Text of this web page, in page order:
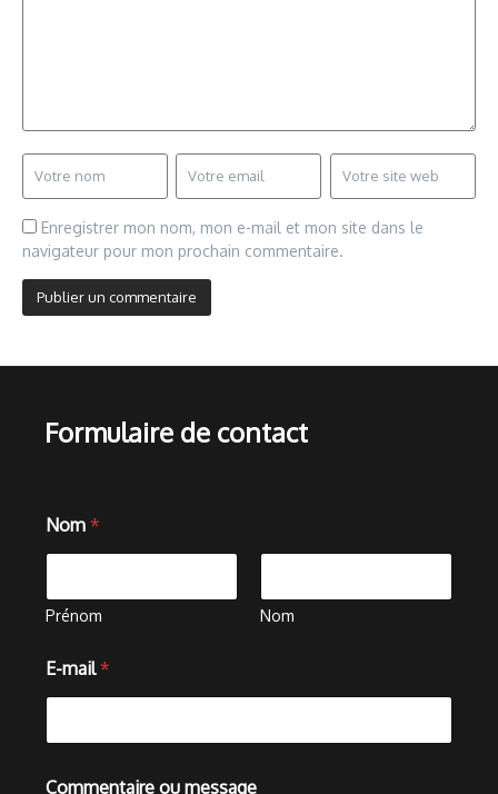
Enregistrer mon nom, mon e-mail et mon site dans le
navigateur pour mon prochain commentaire.
Formulaire de contact
e
s
a
g
N
o
m
o
Nom *
Prénom Nom
E-mail *
Commentaire ou message